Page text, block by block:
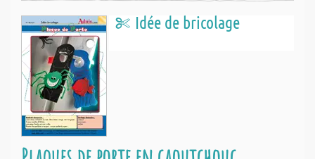
Idée de bricolage